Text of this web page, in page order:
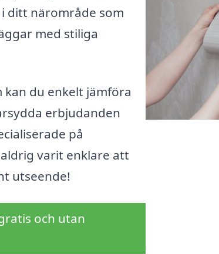
ditt närområde som
med stiliga
du enkelt jämföra
erbjudanden
på
varit enklare att
utseende!
och utan